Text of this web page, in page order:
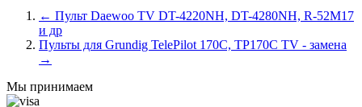
← Пульт Daewoo TV DT-4220NH, DT-4280NH, R-52M17
и др
Пульты для Grundig TelePilot 170C, TP170C TV - замена
→
Мы принимаем